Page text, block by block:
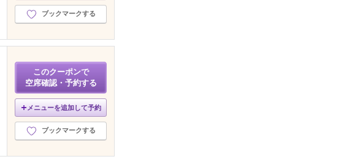
ブックマークする
このクーポンで
空席確認・予約する
メニューを追加して予約
ブックマークする